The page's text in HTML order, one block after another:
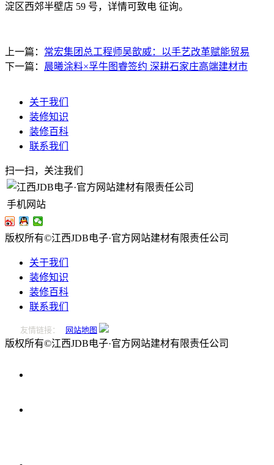
淀区西郊半壁店 59 号，详情可致电 征询。
上一篇： 常宏集团总工程师吴歆威：以手艺改革赋能贸易
下一篇： 晨曦涂料×孚牛图睿签约 深耕石家庄高端建材市
关于我们
装修知识
装修百科
联系我们
扫一扫，关注我们
手机网站
版权所有©江西JDB电子·官方网站建材有限责任公司
关于我们
装修知识
装修百科
联系我们
友情链接： 网站地图
版权所有©江西JDB电子·官方网站建材有限责任公司